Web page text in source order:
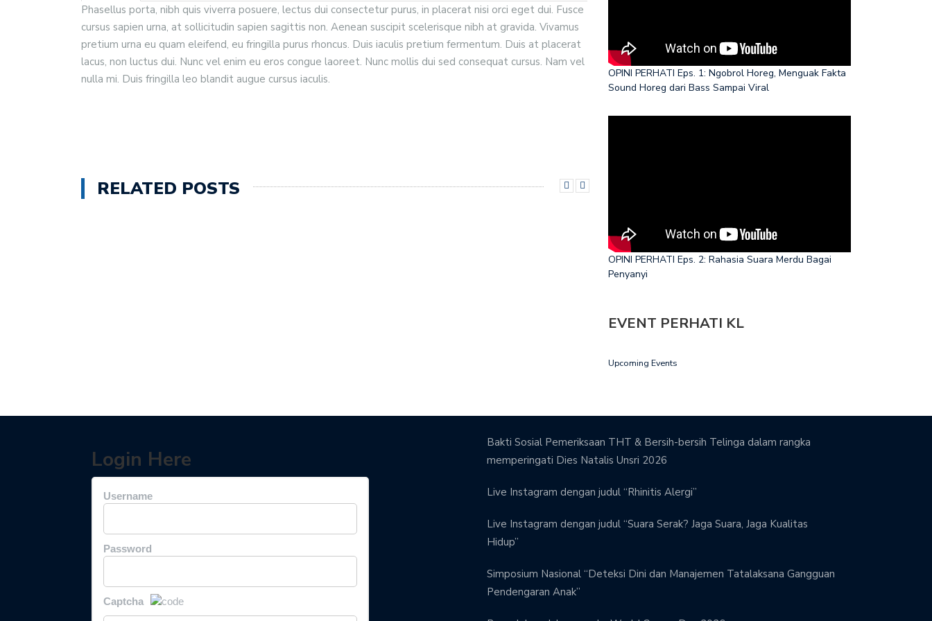
Penyuluhan dalam rangka World Cancer Day 2026
Phasellus porta, nibh quis viverra posuere, lectus dui consectetur purus, in placerat nisi orci eget dui. Fusce
cursus sapien urna, at sollicitudin sapien sagittis non. Aenean suscipit scelerisque nibh at gravida. Vivamus
pretium urna eu quam eleifend, eu fringilla purus rhoncus. Duis iaculis pretium fermentum. Duis at placerat
lacus, non luctus dui. Nunc vel enim eu eros congue laoreet. Nunc mollis dui sed consequat cursus. Nam vel
nulla mi. Duis fringilla leo blandit augue cursus iaculis.
RELATED POSTS
OPINI PERHATI Eps. 1: Ngobrol Horeg, Menguak Fakta
Sound Horeg dari Bass Sampai Viral
OPINI PERHATI Eps. 2: Rahasia Suara Merdu Bagai
Penyanyi
EVENT PERHATI KL
Upcoming Events
Login Here
Username
Password
Captcha
Bakti Sosial Pemeriksaan THT & Bersih-bersih Telinga dalam rangka
memperingati Dies Natalis Unsri 2026
Live Instagram dengan judul “Rhinitis Alergi”
Live Instagram dengan judul “Suara Serak? Jaga Suara, Jaga Kualitas
Hidup”
Simposium Nasional “Deteksi Dini dan Manajemen Tatalaksana Gangguan
Pendengaran Anak”